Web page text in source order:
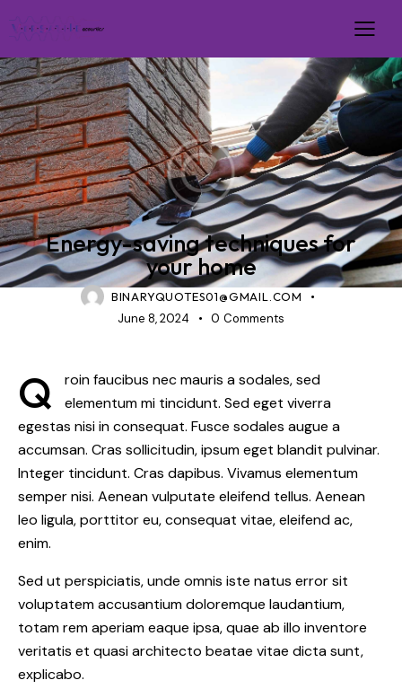
NEWS
Energy-saving techniques for
your home
BINARYQUOTES01@GMAIL.COM
June 8, 2024 0 Comments
Q
roin faucibus nec mauris a sodales, sed
elementum mi tincidunt. Sed eget viverra
egestas nisi in consequat. Fusce sodales augue a
accumsan. Cras sollicitudin, ipsum eget blandit pulvinar.
Integer tincidunt. Cras dapibus. Vivamus elementum
semper nisi. Aenean vulputate eleifend tellus. Aenean
leo ligula, porttitor eu, consequat vitae, eleifend ac,
enim.
Sed ut perspiciatis, unde omnis iste natus error sit
voluptatem accusantium doloremque laudantium,
totam rem aperiam eaque ipsa, quae ab illo inventore
veritatis et quasi architecto beatae vitae dicta sunt,
explicabo.